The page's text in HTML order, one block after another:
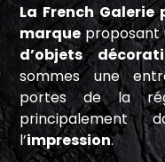
La French Galerie
marqueproposant
d’objets
sommes une
portes de la
principalement
l’impression.